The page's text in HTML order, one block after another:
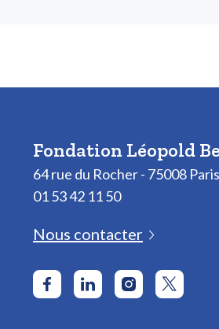
Fondation Léopold
64 rue du Rocher - 75008 Paris
01 53 42 11 50
Nous contacter